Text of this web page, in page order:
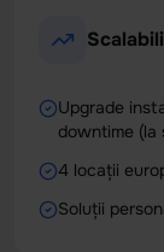
Upgrade
downtime (la
4 locații
Soluții